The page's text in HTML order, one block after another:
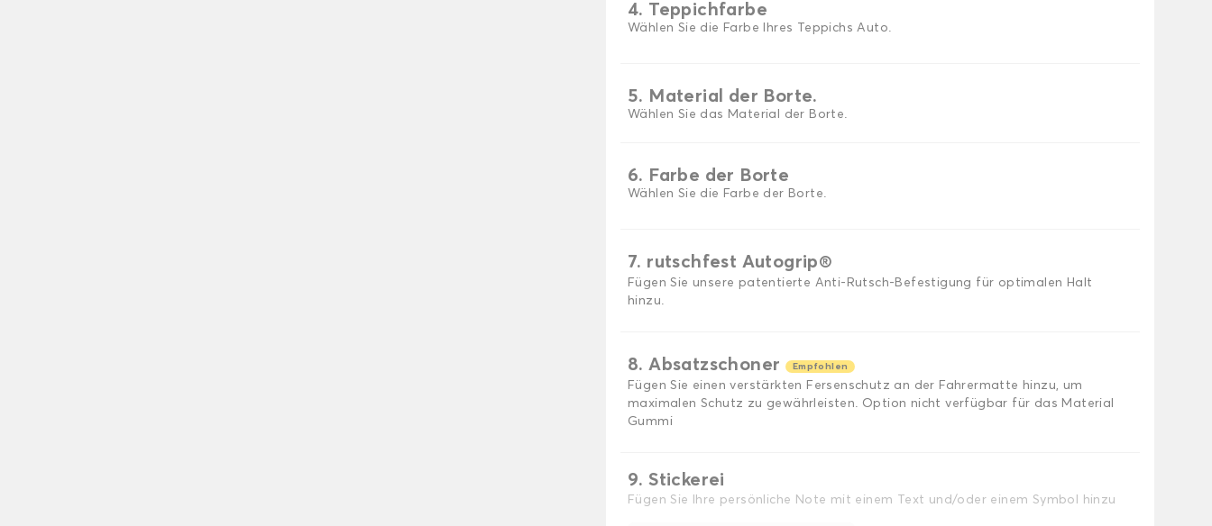
4. Teppichfarbe
Wählen Sie die Farbe Ihres Teppichs Auto.
5. Material der Borte.
Wählen Sie das Material der Borte.
6. Farbe der Borte
Wählen Sie die Farbe der Borte.
7. rutschfest Autogrip®
Fügen Sie unsere patentierte Anti-Rutsch-Befestigung für optimalen Halt
hinzu.
8. Absatzschoner Empfohlen
Fügen Sie einen verstärkten Fersenschutz an der Fahrermatte hinzu, um
maximalen Schutz zu gewährleisten. Option nicht verfügbar für das Material
Gummi
9. Stickerei
Fügen Sie Ihre persönliche Note mit einem Text und/oder einem Symbol hinzu